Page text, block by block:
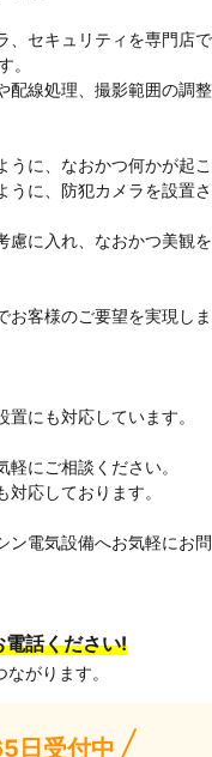
、セキュリティを専門店で
。
配線処理、撮影範囲の調整
うに、なおかつ何かが起こ
うに、防犯カメラを設置さ
慮に入れ、なおかつ美観を
お客様のご要望を実現しま
にも対応しています。
にご相談ください。
応しております。
ン電気設備へお気軽にお問
話ください!
がります。
日受付中